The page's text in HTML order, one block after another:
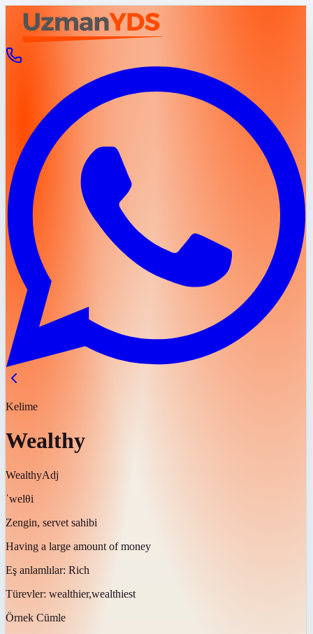
Kelime
Wealthy
WealthyAdj
ˈwelθi
Zengin, servet sahibi
Having a large amount of money
Eş anlamlılar: Rich
Türevler: wealthier,wealthiest
Örnek Cümle